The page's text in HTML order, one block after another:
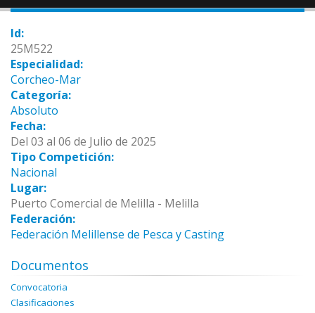
Id:
25M522
Especialidad:
Corcheo-Mar
Categoría:
Absoluto
Fecha:
Del 03 al 06 de Julio de 2025
Tipo Competición:
Nacional
Lugar:
Puerto Comercial de Melilla - Melilla
Federación:
Federación Melillense de Pesca y Casting
Documentos
Convocatoria
Clasificaciones